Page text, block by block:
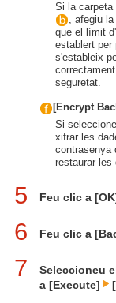
Si la carpeta
, afegiu
que el límit
establert per
s'estableix
seguretat.
[Encrypt
Si
xifrar les
contrasenya
restaurar les
5 Feu clic a
6 Feu clic a
7
Seleccioneu
a [Execute]